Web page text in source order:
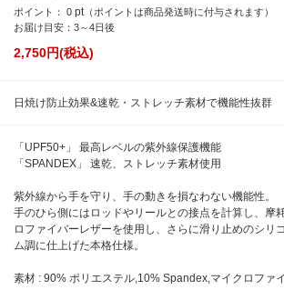
ポイント： 0 pt （ポイントは商品発送時に付与されます）
お届け目安：3～4日後
2,750円(税込)
日焼け防止効果&速乾・ストレッチ素材で機能性抜群
「UPF50+」 最高レベルの紫外線保護機能
「SPANDEX」 速乾、ストレッチ素材使用
紫外線から手を守り、手の動きを損なわない機能性。
手のひら側にはロッドやリールとの接点を計算し、摩
ロファイバーレザーを使用し、さらに滑り止めのシリ
ム調に仕上げた本格仕様。
素材 : 90% ポリエステル,10% Spandex,マイクロファ